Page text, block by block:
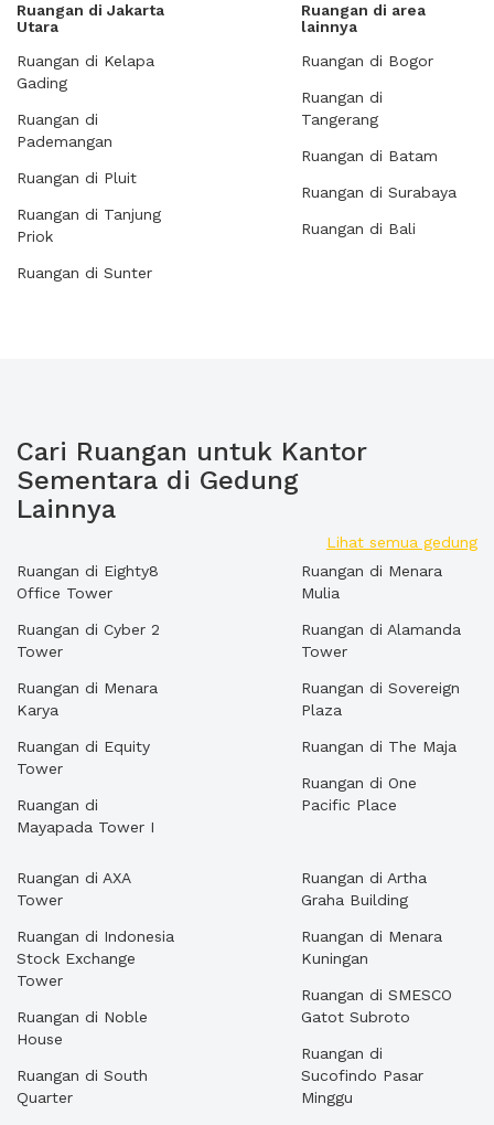
Ruangan di Jakarta
Utara
Ruangan di Kelapa
Gading
Ruangan di
Pademangan
Ruangan di Pluit
Ruangan di Tanjung
Priok
Ruangan di Sunter
Ruangan di area
lainnya
Ruangan di Bogor
Ruangan di
Tangerang
Ruangan di Batam
Ruangan di Surabaya
Ruangan di Bali
Cari Ruangan untuk Kantor
Sementara di Gedung
Lainnya
Lihat semua gedung
Ruangan di Eighty8
Office Tower
Ruangan di Cyber 2
Tower
Ruangan di Menara
Karya
Ruangan di Equity
Tower
Ruangan di
Mayapada Tower I
Ruangan di Menara
Mulia
Ruangan di Alamanda
Tower
Ruangan di Sovereign
Plaza
Ruangan di The Maja
Ruangan di One
Pacific Place
Ruangan di AXA
Tower
Ruangan di Indonesia
Stock Exchange
Tower
Ruangan di Noble
House
Ruangan di South
Quarter
Ruangan di Artha
Graha Building
Ruangan di Menara
Kuningan
Ruangan di SMESCO
Gatot Subroto
Ruangan di
Sucofindo Pasar
Minggu